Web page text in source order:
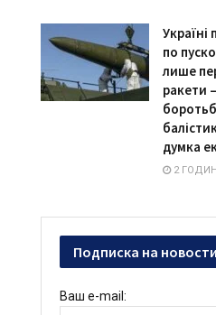
Україні
по
лише
ракети
думка
2
Подписка на
Ваш e-mail: